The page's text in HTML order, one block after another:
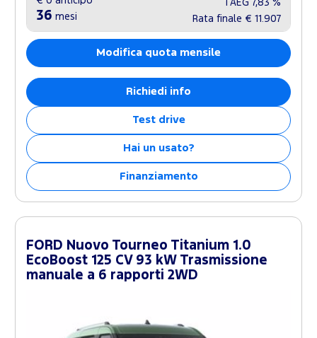
36 mesi
TAEG 7,83 %
Rata finale € 11.907
Modifica quota mensile
Richiedi info
Test drive
Hai un usato?
Finanziamento
FORD Nuovo Tourneo Titanium 1.0
EcoBoost 125 CV 93 kW Trasmissione
manuale a 6 rapporti 2WD